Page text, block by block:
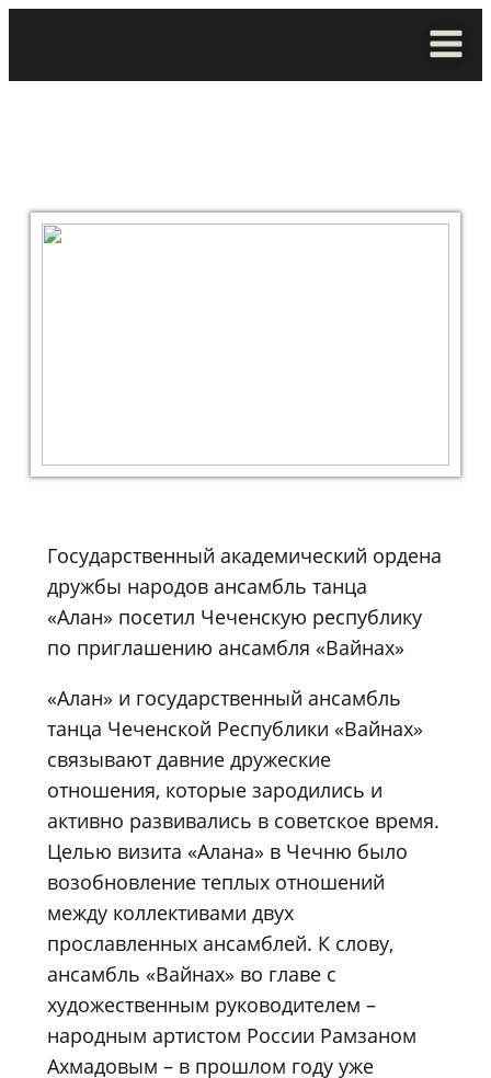
Государственный академический ордена
дружбы народов ансамбль танца
«Алан» посетил Чеченскую республику
по приглашению ансамбля «Вайнах»
«Алан» и государственный ансамбль
танца Чеченской Республики «Вайнах»
связывают давние дружеские
отношения, которые зародились и
активно развивались в советское время.
Целью визита «Алана» в Чечню было
возобновление теплых отношений
между коллективами двух
прославленных ансамблей. К слову,
ансамбль «Вайнах» во главе с
художественным руководителем –
народным артистом России Рамзаном
Ахмадовым – в прошлом году уже